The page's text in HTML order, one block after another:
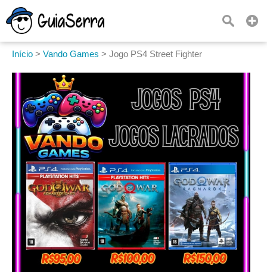
Início > Vando Games > Jogo PS4 Street Fighter